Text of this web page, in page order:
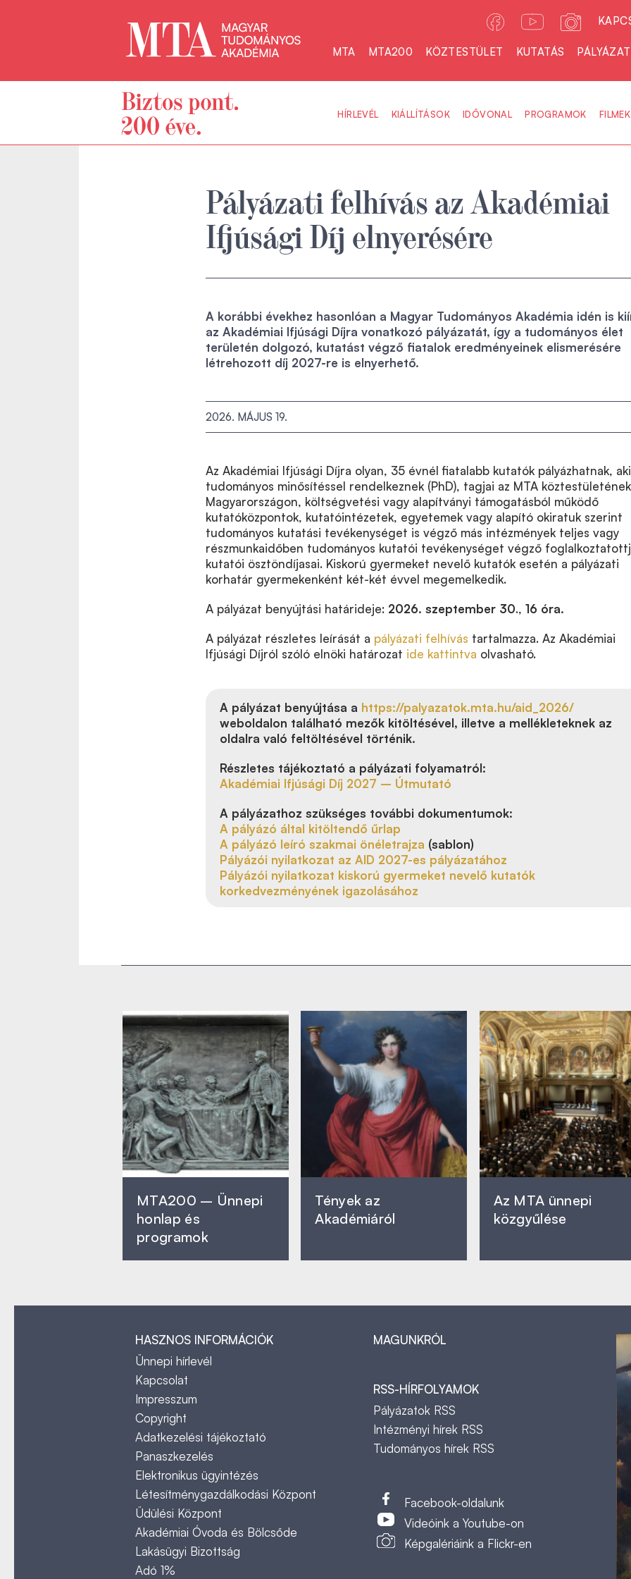
MTA MTA200 KÖZTESTÜLET KUTATÁS
HÍRLEVÉL KIÁLLÍTÁSOK IDŐVONAL PROGRAMOK FILMEK
Pályázati felhívás az Akadémiai
Ifjúsági Díj elnyerésére
A korábbi évekhez hasonlóan a Magyar Tudományos Akadémia idén is
az Akadémiai Ifjúsági Díjra vonatkozó pályázatát, így a tudományos élet
területén dolgozó, kutatást végző fiatalok eredményeinek elismerésére
létrehozott díj 2027-re is elnyerhető.
2026. MÁJUS 19.
Az Akadémiai Ifjúsági Díjra olyan, 35 évnél fiatalabb kutatók pályázhatnak,
tudományos minősítéssel rendelkeznek (PhD), tagjai az MTA
Magyarországon, költségvetési vagy alapítványi támogatásból működő
kutatóközpontok, kutatóintézetek, egyetemek vagy alapító okiratuk szerint
tudományos kutatási tevékenységet is végző más intézmények teljes vagy
részmunkaidőben tudományos kutatói tevékenységet végző
kutatói ösztöndíjasai. Kiskorú gyermeket nevelő kutatók esetén a pályázati
korhatár gyermekenként két-két évvel megemelkedik.
A pályázat benyújtási határideje: 2026. szeptember 30., 16 óra.
A pályázat részletes leírását a pályázati felhívás tartalmazza. Az Akadémiai
Ifjúsági Díjról szóló elnöki határozat ide kattintva olvasható.
A pályázat benyújtása a https://palyazatok.mta.hu/aid_2026/
weboldalon található mezők kitöltésével, illetve a mellékleteknek az
oldalra való feltöltésével történik.
Részletes tájékoztató a pályázati folyamatról:
Akadémiai Ifjúsági Díj 2027 – Útmutató
A pályázathoz szükséges további dokumentumok:
A pályázó által kitöltendő űrlap
A pályázó leíró szakmai önéletrajza (sablon)
Pályázói nyilatkozat az AID 2027-es pályázatához
Pályázói nyilatkozat kiskorú gyermeket nevelő kutatók
korkedvezményének igazolásához
MTA200 – Ünnepi
honlap és
programok
Tények az
Akadémiáról
Az MTA ünnepi
közgyűlése
HASZNOS INFORMÁCIÓK
Ünnepi hírlevél
Kapcsolat
Impresszum
Copyright
Adatkezelési tájékoztató
Panaszkezelés
Elektronikus ügyintézés
Létesítménygazdálkodási Központ
Üdülési Központ
Akadémiai Óvoda és Bölcsőde
Lakásügyi Bizottság
Adó 1%
MAGUNKRÓL
RSS-HÍRFOLYAMOK
Pályázatok RSS
Intézményi hírek RSS
Tudományos hírek RSS
Facebook-oldalunk
Videóink a Youtube-on
Képgalériáink a Flickr-en